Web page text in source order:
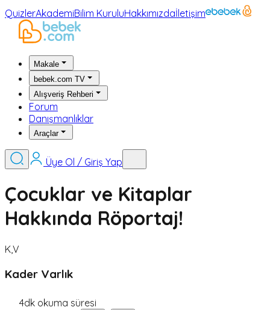
QuizlerAkademiBilim KuruluHakkımızdaİletişim
Makale
bebek.com TV
Alışveriş Rehberi
Forum
Danışmanlıklar
Araçlar
Üye Ol / Giriş Yap
Çocuklar ve Kitaplar
Hakkında Röportaj!
K,V
Kader Varlık
4dk okuma süresi